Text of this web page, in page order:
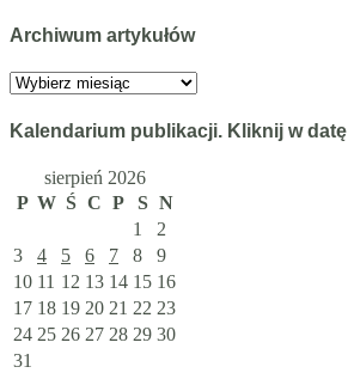
Archiwum artykułów
Archiwum
Kalendarium publikacji. Kliknij w datę
sierpień 2026
P W Ś C P S N
1
2
3
4 5 6 7 8
9
10 11 12 13 14 15 16
17 18 19 20 21 22 23
24 25 26 27 28 29 30
31